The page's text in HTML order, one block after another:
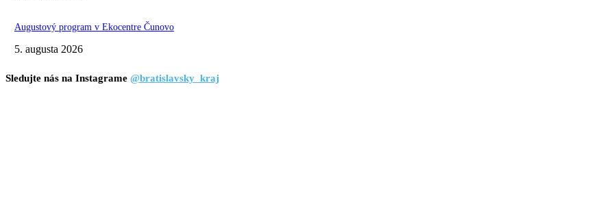
Augustový program v Ekocentre Čunovo
5. augusta 2026
Sledujte nás na Instagrame @bratislavsky_kraj